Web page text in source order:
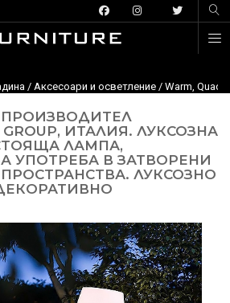
/ Aксесоари и осветление / Warm,
ПРОИЗВОДИТЕЛ
GROUP, ИТАЛИЯ. ЛУКСОЗНА
ЛАМПА,
УПОТРЕБА В ЗАТВОРЕНИ
ЛУКСОЗНО